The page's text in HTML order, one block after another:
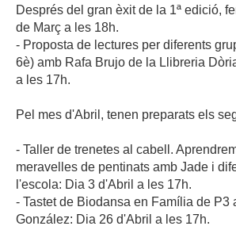
Documentació econòmica de l'escola
Documents autoritzacions / Justificants
Contacte
Moodle
Després del gran èxit de la 1ª edició,
de Març a les 18h.
- Proposta de lectures per diferents
6è) amb Rafa Brujo de la Llibreria
a les 17h.
Pel mes d'Abril, tenen preparats els
- Taller de trenetes al cabell.
meravelles de pentinats amb Jade i
l'escola: Dia 3 d'Abril a les 17h.
- Tastet de Biodansa en Família de P3
González: Dia 26 d'Abril a les 17h.